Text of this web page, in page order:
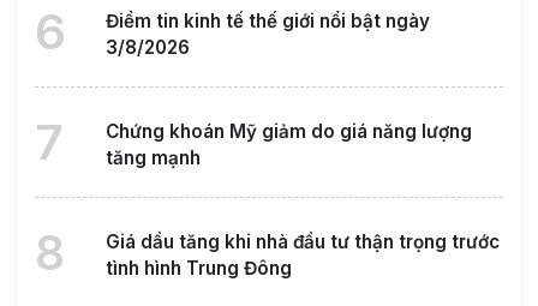
6
Điểm tin kinh tế thế giới nổi bật ngày
3/8/2026
7
Chứng khoán Mỹ giảm do giá năng lượng
tăng mạnh
8
Giá dầu tăng khi nhà đầu tư thận trọng trước
tình hình Trung Đông